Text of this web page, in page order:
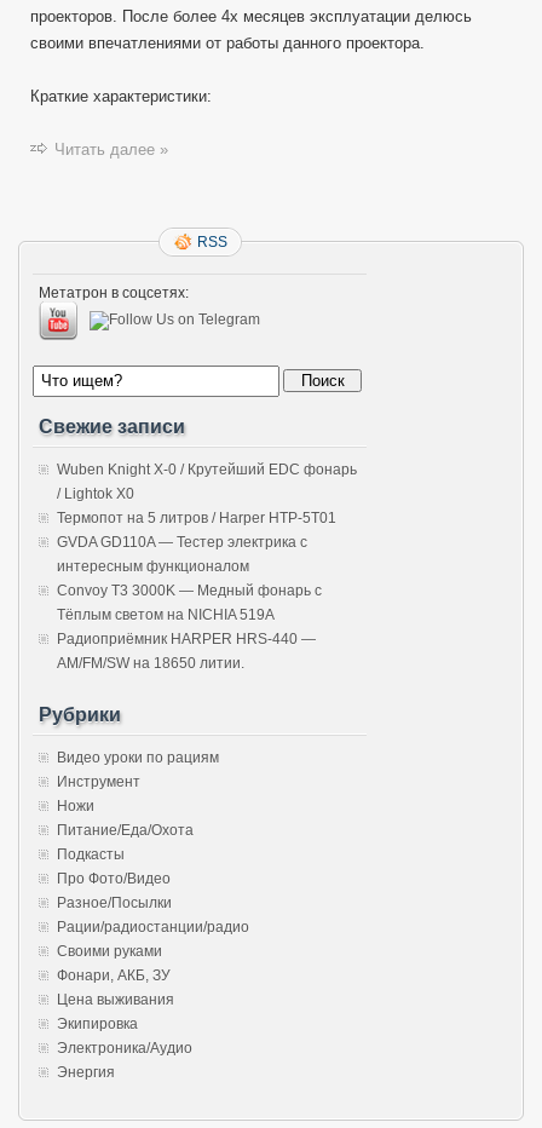
проекторов. После более 4х месяцев эксплуатации делюсь
своими впечатлениями от работы данного проектора.
Краткие характеристики:
Читать далее »
RSS
Метатрон в соцсетях:
Свежие записи
Wuben Knight X-0 / Крутейший EDC фонарь
/ Lightok X0
Термопот на 5 литров / Harper HTP-5T01
GVDA GD110A — Тестер электрика с
интересным функционалом
Convoy T3 3000K — Медный фонарь с
Тёплым светом на NICHIA 519A
Радиоприёмник HARPER HRS-440 —
AM/FM/SW на 18650 литии.
Рубрики
Видео уроки по рациям
Инструмент
Ножи
Питание/Еда/Охота
Подкасты
Про Фото/Видео
Разное/Посылки
Рации/радиостанции/радио
Своими руками
Фонари, АКБ, ЗУ
Цена выживания
Экипировка
Электроника/Аудио
Энергия